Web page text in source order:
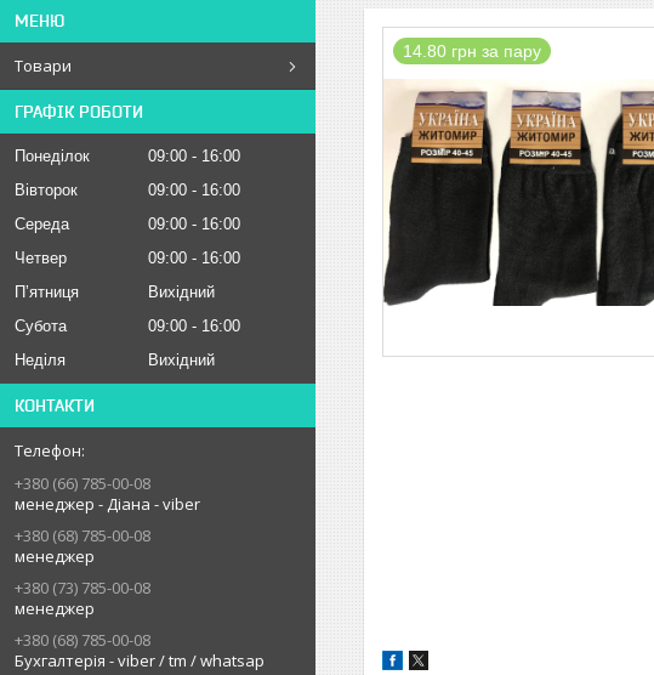
Товари
ГРАФІК РОБОТИ
Понеділок 09:00
16:00
Вівторок
09:00
16:00
Середа
09:00
16:00
Четвер
09:00
16:00
Пʼятниця
Вихідний
Субота
09:00
16:00
Неділя
Вихідний
КОНТАКТИ
+380 (66) 785-00-08
менеджер - Діана - viber
+380 (68) 785-00-08
менеджер
+380 (73) 785-00-08
менеджер
+380 (68) 785-00-08
Бухгалтерія - viber / tm / whatsap
14.80 грн за пару